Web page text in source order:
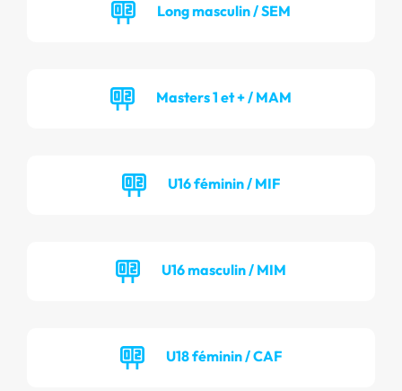
Long masculin / SEM
Masters 1 et + / MAM
U16 féminin / MIF
U16 masculin / MIM
U18 féminin / CAF